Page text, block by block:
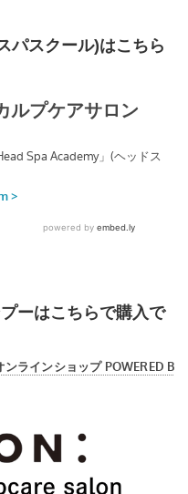
パスクール)はこちら
ーはこちらで購入で